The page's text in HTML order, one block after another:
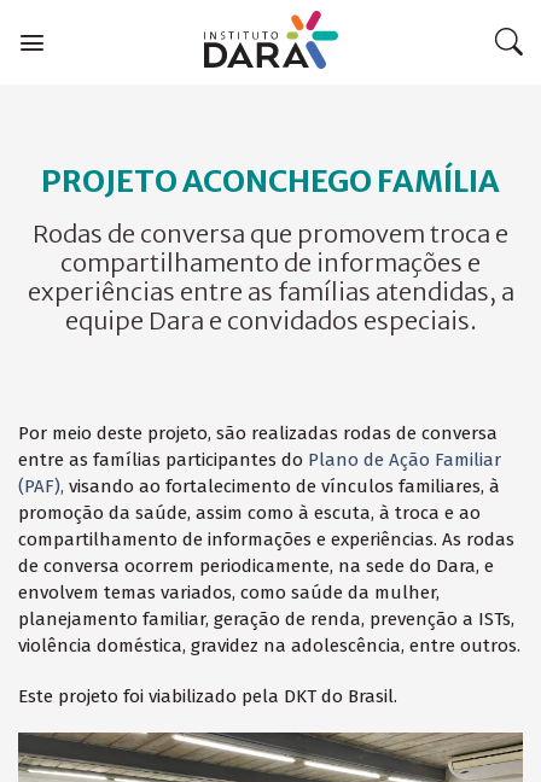
PROJETO ACONCHEGO FAMÍLIA
Rodas de conversa que promovem troca e
compartilhamento de informações e
experiências entre as famílias atendidas, a
equipe Dara e convidados especiais.
Por meio deste projeto, são realizadas rodas de conversa
entre as famílias participantes do Plano de Ação Familiar
(PAF), visando ao fortalecimento de vínculos familiares, à
promoção da saúde, assim como à escuta, à troca e ao
compartilhamento de informações e experiências. As rodas
de conversa ocorrem periodicamente, na sede do Dara, e
envolvem temas variados, como saúde da mulher,
planejamento familiar, geração de renda, prevenção a ISTs,
violência doméstica, gravidez na adolescência, entre outros.
Este projeto foi viabilizado pela DKT do Brasil.